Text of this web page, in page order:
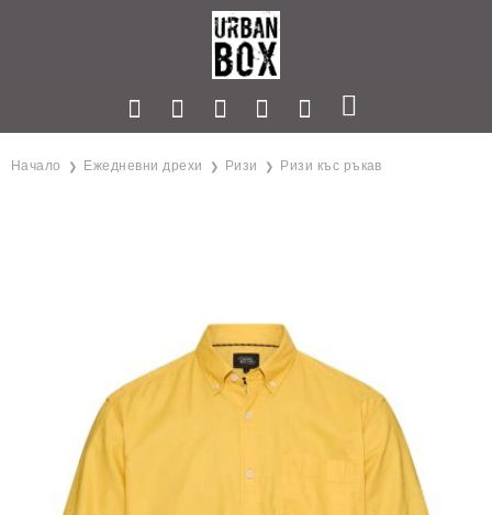
Начало Ежедневни дрехи Ризи Ризи къс ръкав